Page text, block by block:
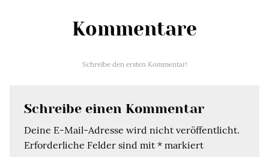
Kommentare
Schreibe den ersten Kommentar!
Schreibe einen Kommentar
Deine E-Mail-Adresse wird nicht veröffentlicht.
Erforderliche Felder sind mit * markiert